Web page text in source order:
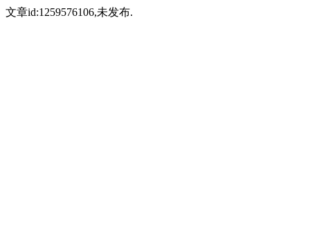
文章id:1259576106,未发布.